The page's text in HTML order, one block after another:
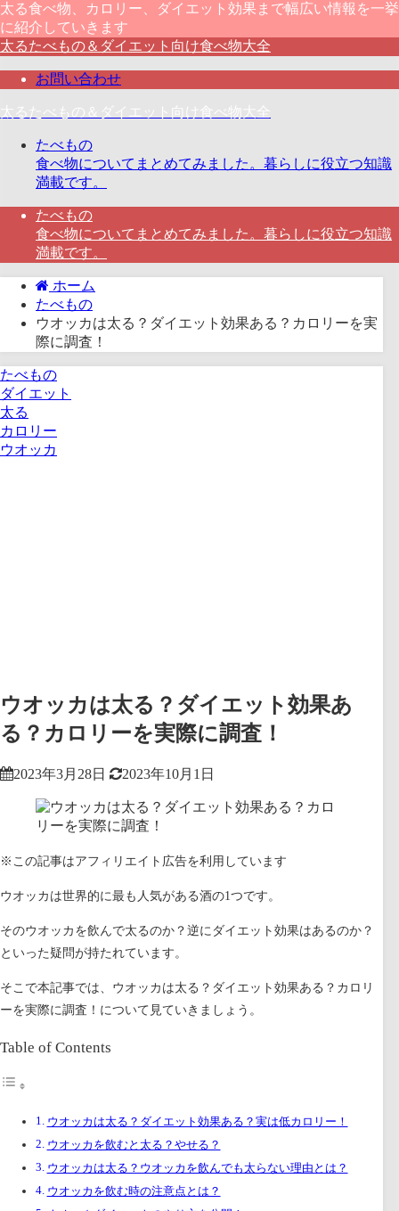
太る食べ物、カロリー、ダイエット効果まで幅広い情報を一挙
に紹介していきます
太るたべもの＆ダイエット向け食べ物大全
お問い合わせ
太るたべもの＆ダイエット向け食べ物大全
たべもの
食べ物についてまとめてみました。暮らしに役立つ知識
満載です。
たべもの
食べ物についてまとめてみました。暮らしに役立つ知識
満載です。
ホーム
たべもの
ウオッカは太る？ダイエット効果ある？カロリーを実
際に調査！
たべもの
ダイエット
太る
カロリー
ウオッカ
ウオッカは太る？ダイエット効果あ
る？カロリーを実際に調査！
2023年3月28日 2023年10月1日
※この記事はアフィリエイト広告を利用しています
ウオッカは世界的に最も人気がある酒の1つです。
そのウオッカを飲んで太るのか？逆にダイエット効果はあるのか？
といった疑問が持たれています。
そこで本記事では、 ウオッカは太る？ダイエット効果ある？カロリ
ーを実際に調査！ について見ていきましょう。
Table of Contents
ウオッカは太る？ダイエット効果ある？実は低カロリー！
ウオッカを飲むと太る？やせる？
ウオッカは太る？ウオッカを飲んでも太らない理由とは？
ウオッカを飲む時の注意点とは？